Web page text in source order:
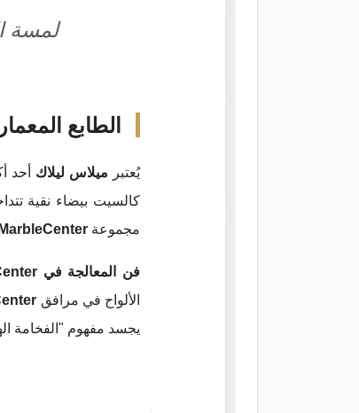
لمسة
الطابع
يُعتبر ميلاس ليلاك أحد
كالسيت بيضاء نقية
مجموعة MarbleCenter
فن المعالجة في MarbleCenter:
الألواح في مرافق
يجسد مفهوم "الفخامة